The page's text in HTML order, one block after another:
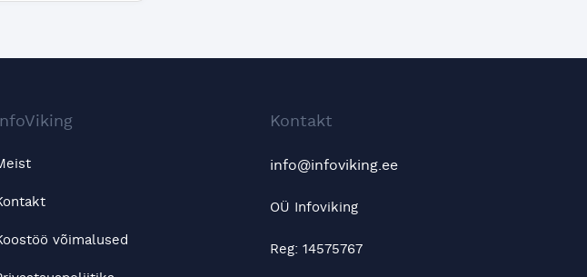
võimalused
Kontakt
info@infoviking.ee
OÜ Infoviking
Reg: 14575767